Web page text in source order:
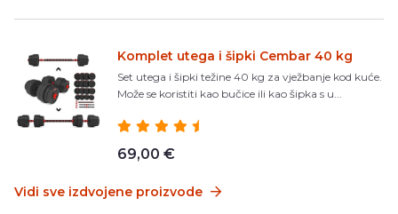
Komplet utega i šipki Cembar 40 kg
Set utega i šipki težine 40 kg za vježbanje kod kuće.
Može se koristiti kao bučice ili kao šipka s u...
69,00 €
Vidi sve izdvojene proizvode